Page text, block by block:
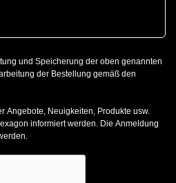
und Speicherung der oben genannten
der Bestellung gemäß den
Angebote, Neuigkeiten, Produkte usw.
informiert werden. Die Anmeldung